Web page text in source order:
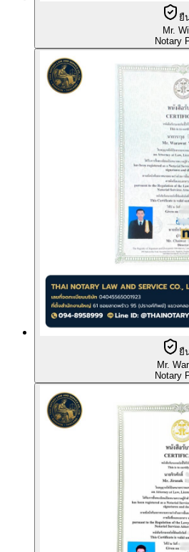
ยื
Mr.
Notary
ยื
Mr.
Notary